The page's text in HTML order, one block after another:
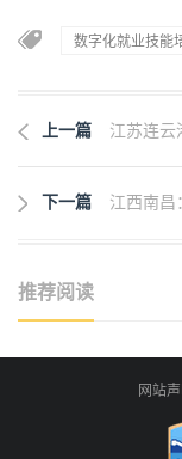
数字化就业技能
上一篇 江苏连云
下一篇 江西南昌
推荐阅读
网站